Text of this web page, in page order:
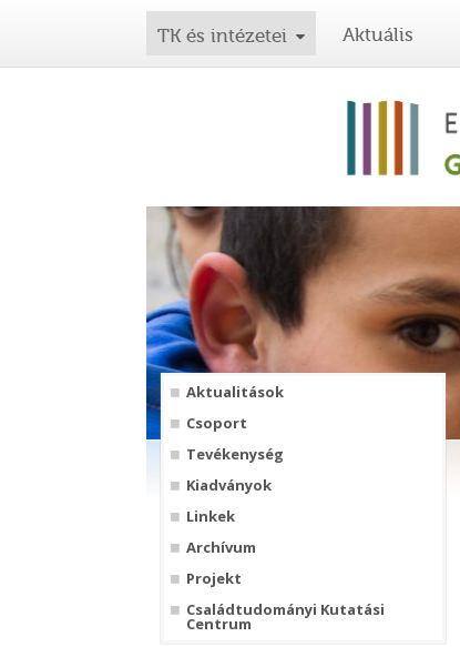
TK és intézetei Aktuális
Aktualitások
Csoport
Tevékenység
Kiadványok
Linkek
Archívum
Projekt
Családtudományi Kutatási
Centrum